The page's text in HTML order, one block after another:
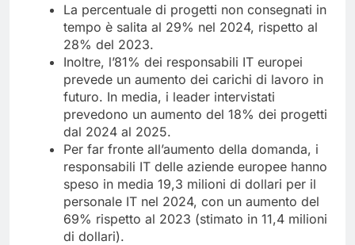
La percentuale di progetti non consegnati in
tempo è salita al 29% nel 2024, rispetto al
28% del 2023.
Inoltre, l’81% dei responsabili IT europei
prevede un aumento dei carichi di lavoro in
futuro. In media, i leader intervistati
prevedono un aumento del 18% dei progetti
dal 2024 al 2025.
Per far fronte all’aumento della domanda, i
responsabili IT delle aziende europee hanno
speso in media 19,3 milioni di dollari per il
personale IT nel 2024, con un aumento del
69% rispetto al 2023 (stimato in 11,4 milioni
di dollari).